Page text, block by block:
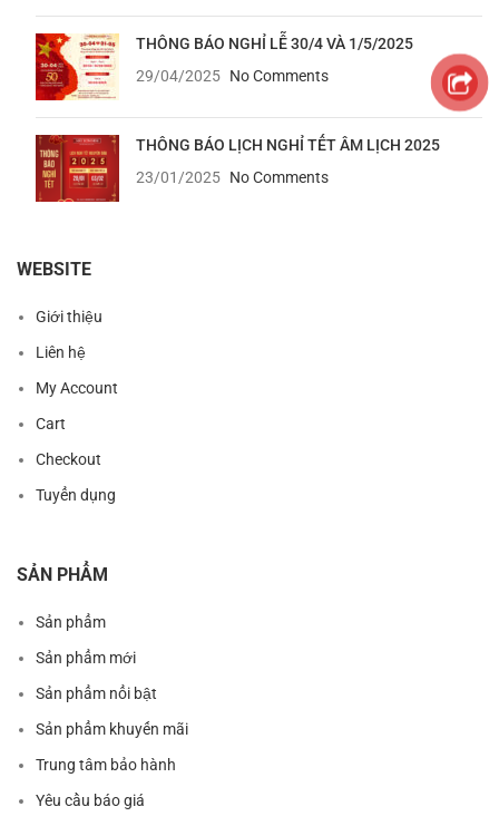
THÔNG BÁO NGHỈ LỄ 30/4 VÀ 1/5/2025
29/04/2025 No Comments
THÔNG BÁO LỊCH NGHỈ TẾT ÂM LỊCH 2025
23/01/2025 No Comments
WEBSITE
Giới thiệu
Liên hệ
My Account
Cart
Checkout
Tuyển dụng
SẢN PHẨM
Sản phẩm
Sản phẩm mới
Sản phẩm nổi bật
Sản phẩm khuyến mãi
Trung tâm bảo hành
Yêu cầu báo giá